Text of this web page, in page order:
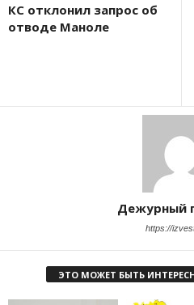
КС отклонил запрос об
отводе Маноле
Дежурный
https://
ЭТО МОЖЕТ БЫТЬ